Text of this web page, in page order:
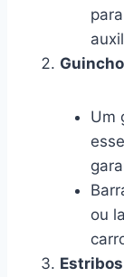
Um
ou